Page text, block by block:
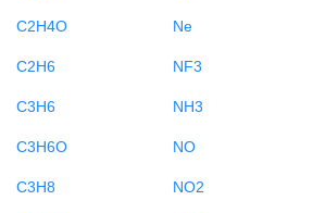
C2H4O
C2H6
C3H6
C3H6O
C3H8
Ne
NF3
NH3
NO
NO2